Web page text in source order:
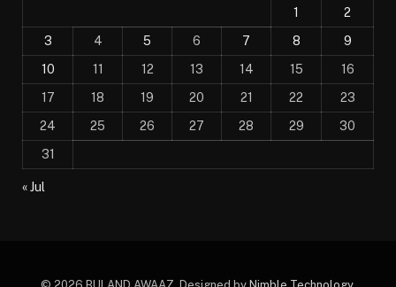
1
2
3
4 5 6 7 8
9
10
11 12 13 14 15
16
17
18 19 20 21 22
23
24
25 26 27 28 29
30
31
« Jul